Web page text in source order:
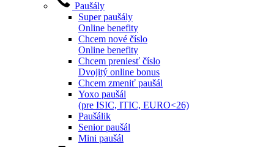
Paušály
Super paušály
Online benefity
Chcem nové číslo
Online benefity
Chcem preniesť číslo
Dvojitý online bonus
Chcem zmeniť paušál
Yoxo paušál
(pre ISIC, ITIC, EURO<26)
Paušálik
Senior paušál
Mini paušál